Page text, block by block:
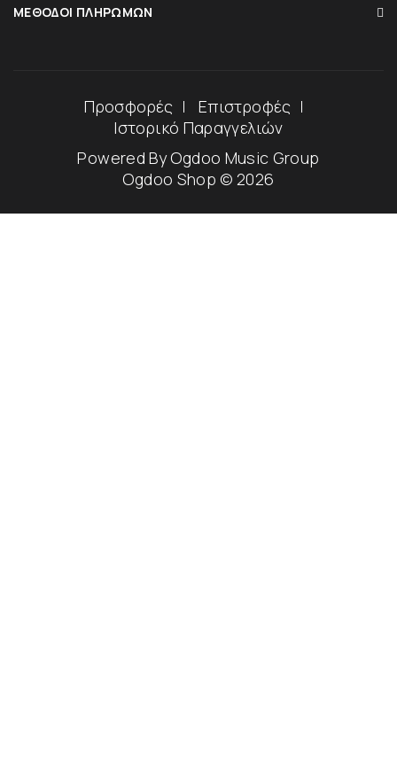
ΜΈΘΟΔΟΙ ΠΛΗΡΩΜΏΝ
Προσφορές
Επιστροφές
Ιστορικό Παραγγελιών
Powered ByOgdoo Music Group
Ogdoo Shop © 2026